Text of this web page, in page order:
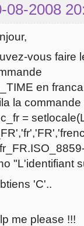
08-2008
vous faire
en
la commande
=
"L'identifiant
'C'..
me please !!!